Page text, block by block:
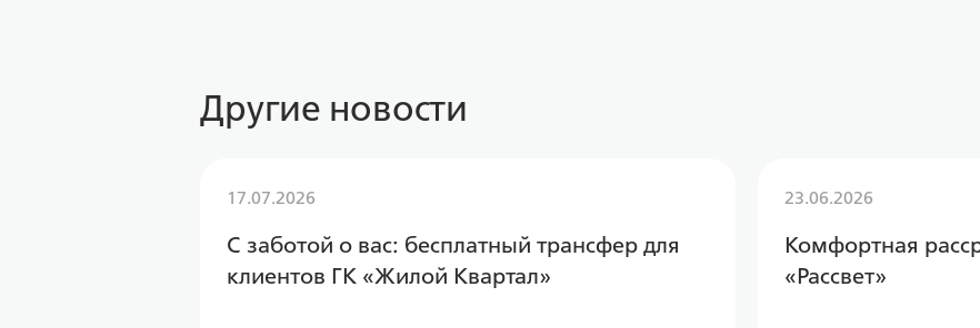
Другие новости
17.07.2026
С заботой о вас: бесплатный трансфер для
клиентов ГК «Жилой Квартал»
23.06.2026
Комфортная
«Рассвет»